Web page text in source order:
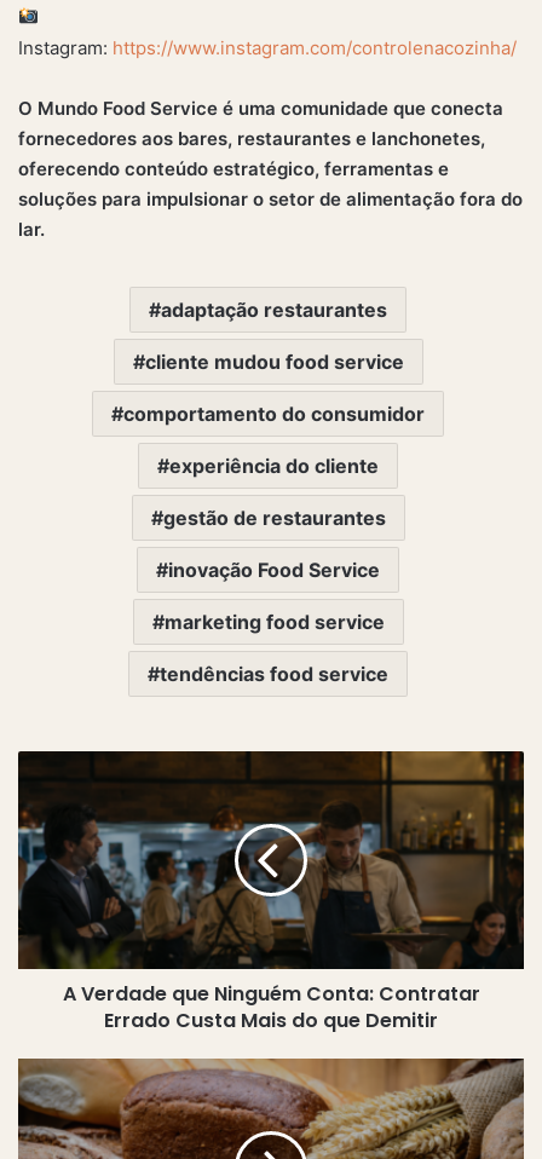
Instagram: https://www.instagram.com/controlenacozinha/
O Mundo Food Service é uma comunidade que conecta
fornecedores aos bares, restaurantes e lanchonetes,
oferecendo conteúdo estratégico, ferramentas e
soluções para impulsionar o setor de alimentação fora do
lar.
adaptação restaurantes
cliente mudou food service
comportamento do consumidor
experiência do cliente
gestão de restaurantes
inovação Food Service
marketing food service
tendências food service
que
Ninguém
Conta:
Contratar
Errado
Custa
Mais
A Verdade que Ninguém Conta: Contratar
Errado Custa Mais do que Demitir
Mercado
Sem
Glúten
no